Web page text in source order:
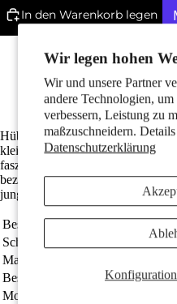
Wir legen hohen
Wir und unsere Partner
andere Technologien,
verbessern, Leistung zu
maßzuschneidern.
Datenschutzerklärung
In den Warenkorb legen
Edles Silber mit
Anlaufschutz durch
Die Gesamtlänge ist 6 mm
Hübsche Ohrstecker aus
kleine Delfine. Perfekt für
faszinierenden Bewohner lieben.
bezaubernder Alltagsbegleiter für
junge Tierfreunde!
Bestellnummer
Schmuckart
Material
Beschichtung
Motiv